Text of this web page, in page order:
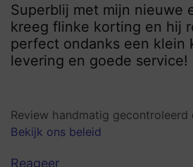
Superblij met mijn nieuwe
kreeg flinke korting en hij
perfect ondanks een klein
levering en goede service!
Review handmatig gecontroleerd
Bekijk ons beleid
Reageer